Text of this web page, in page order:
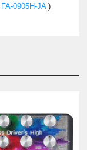
FA-0905H-JA)